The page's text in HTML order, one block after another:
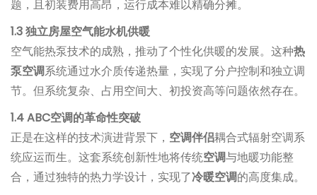
题，且初装费用高昂，运行成本难以精确分摊。
1.3 独立房屋空气能水机供暖
空气能热泵技术的成熟，推动了个性化供暖的发展。这种热
泵空调系统通过水介质传递热量，实现了分户控制和独立调
节。但系统复杂、占用空间大、初投资高等问题依然存在。
1.4 ABC空调的革命性突破
正是在这样的技术演进背景下， 空调伴侣耦合式辐射空调系
统应运而生。这套系统创新性地将传统空调与地暖功能整
合，通过独特的热力学设计，实现了冷暖空调的高度集成。